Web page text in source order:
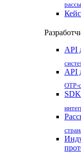
API
API
OTP-